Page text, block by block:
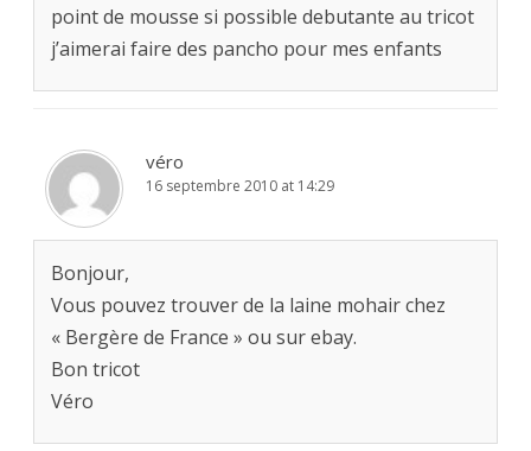
point de mousse si possible debutante au tricot
j’aimerai faire des pancho pour mes enfants
véro
16 septembre 2010 at 14:29
Bonjour,
Vous pouvez trouver de la laine mohair chez
« Bergère de France » ou sur ebay.
Bon tricot
Véro